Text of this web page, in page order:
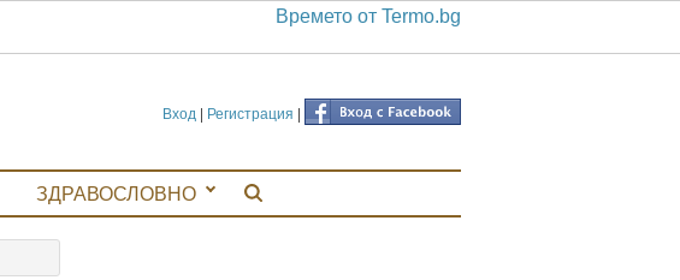
Времето от Termo.bg
Вход | Регистрация |
ЗДРАВОСЛОВНО